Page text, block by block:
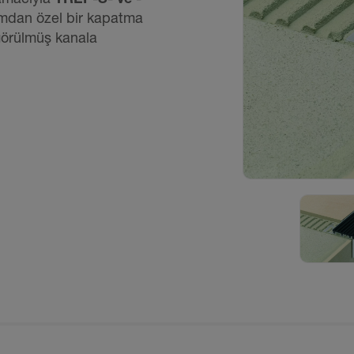
özel bir kapatma
kanala